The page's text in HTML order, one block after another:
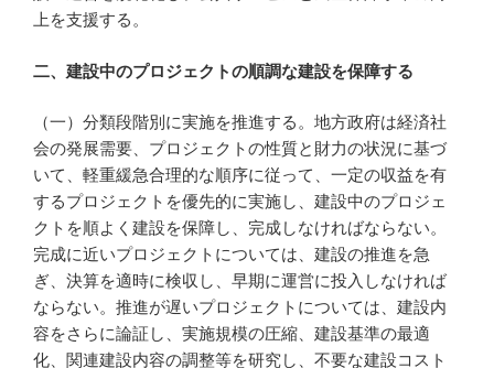
上を支援する。
二、建設中のプロジェクトの順調な建設を保障する
（一）分類段階別に実施を推進する。地方政府は経済社
会の発展需要、プロジェクトの性質と財力の状況に基づ
いて、軽重緩急合理的な順序に従って、一定の収益を有
するプロジェクトを優先的に実施し、建設中のプロジェ
クトを順よく建設を保障し、完成しなければならない。
完成に近いプロジェクトについては、建設の推進を急
ぎ、決算を適時に検収し、早期に運営に投入しなければ
ならない。推進が遅いプロジェクトについては、建設内
容をさらに論証し、実施規模の圧縮、建設基準の最適
化、関連建設内容の調整等を研究し、不要な建設コスト